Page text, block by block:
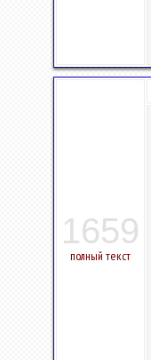
1659
полный текст